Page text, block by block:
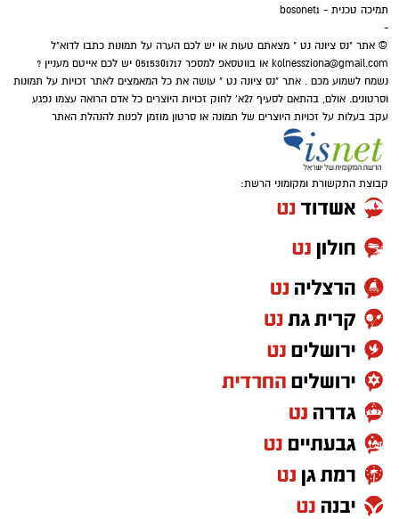
תמיכה טכנית - bosonet1
-
© אתר "נס ציונה נט " מצאתם טעות או יש לכם הערה על תמונות כתבו לדוא"ל
kolnessziona@gmail.com
או בווטסאפ למספר 0515301717 יש לכם אייטם מעניין ?
נשמח לשמוע מכם . אתר "נס ציונה נט " עושה את כל המאמצים לאתר זכויות על תמונות
וסרטונים. אולם, בהתאם לסעיף 27א' לחוק זכויות היוצרים כל אדם הרואה עצמו נפגע
עקב בעלות על זכויות היוצרים של תמונה או סרטון מוזמן לפנות להנהלת האתר
קבוצת התקשורת ומקומוני הרשת: